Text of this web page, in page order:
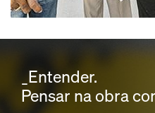
_Entender.
Pensar na obra